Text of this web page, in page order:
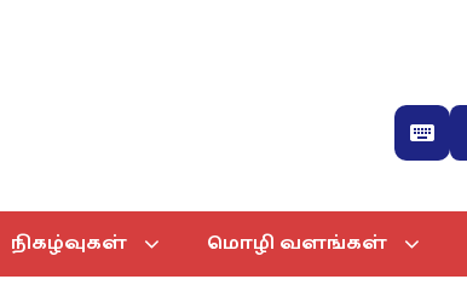
நிகழ்வுகள் மொழி வளங்கள்